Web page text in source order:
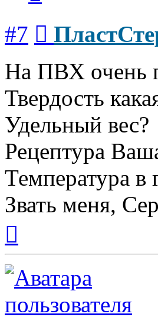
#7
На ПВХ очень
Твердость
Удельный вес?
Рецептура
Температура в
Звать меня,
началу